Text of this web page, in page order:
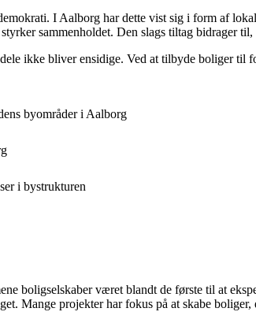
I Aalborg har dette vist sig i form af
sammenholdet. Den slags tiltag bidrager
ikke bliver ensidige. Ved at tilbyde boliger til
byområder i Aalborg
i bystrukturen
boligselskaber været blandt de første til at
Mange projekter har fokus på at skabe